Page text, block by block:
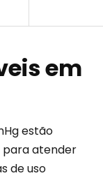
em
estão
para atender
de uso